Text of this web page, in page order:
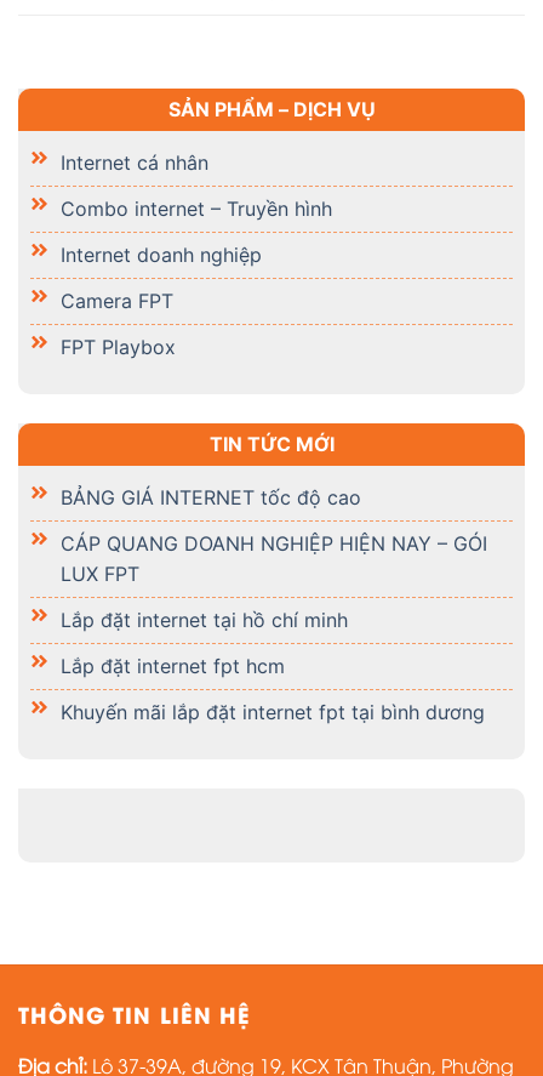
SẢN PHẨM – DỊCH VỤ
Internet cá nhân
Combo internet – Truyền hình
Internet doanh nghiệp
Camera FPT
FPT Playbox
TIN TỨC MỚI
BẢNG GIÁ INTERNET tốc độ cao
CÁP QUANG DOANH NGHIỆP HIỆN NAY – GÓI
LUX FPT
Lắp đặt internet tại hồ chí minh
Lắp đặt internet fpt hcm
Khuyến mãi lắp đặt internet fpt tại bình dương
THÔNG TIN LIÊN HỆ
Địa chỉ: Lô 37-39A, đường 19, KCX Tân Thuận, Phường